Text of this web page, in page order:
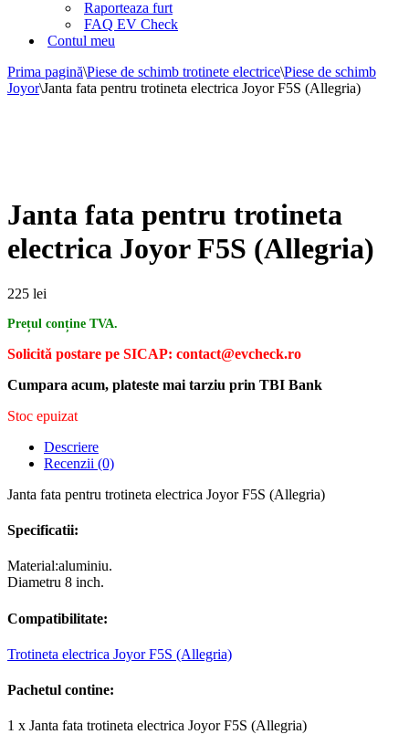
Raporteaza furt
FAQ EV Check
Contul meu
Prima pagină\Piese de schimb trotinete electrice\Piese de schimb
Joyor\Janta fata pentru trotineta electrica Joyor F5S (Allegria)
Janta fata pentru trotineta
electrica Joyor F5S (Allegria)
225 lei
Prețul conține TVA.
Solicită postare pe SICAP: contact@evcheck.ro
Cumpara acum, plateste mai tarziu prin TBI Bank
Stoc epuizat
Descriere
Recenzii (0)
Janta fata pentru trotineta electrica Joyor F5S (Allegria)
Specificatii:
Material:aluminiu.
Diametru 8 inch.
Compatibilitate:
Trotineta electrica Joyor F5S (Allegria)
Pachetul contine:
1 x Janta fata trotineta electrica Joyor F5S (Allegria)